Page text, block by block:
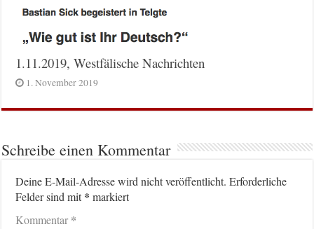
1.11.2019, Westfälische Nachrichten
1. November 2019
Schreibe einen Kommentar
Deine E-Mail-Adresse wird nicht veröffentlicht. Erforderliche
Felder sind mit* markiert
Kommentar*